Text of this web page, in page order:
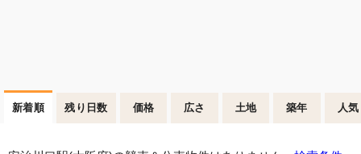
新着順 残り日数 価格 広さ 土地 築年 人気